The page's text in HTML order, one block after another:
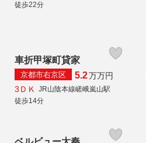
徒歩22分
車折甲塚町貸家
京都市右京区 5.2万万円
3ＤＫ
JR山陰本線嵯峨嵐山駅
徒歩14分